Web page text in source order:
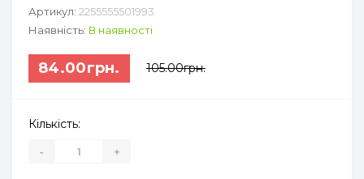
Артикул: 2255555501993
Наявність: В наявності
84.00грн. 105.00грн.
Кількість:
- +